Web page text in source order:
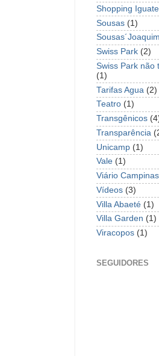
Shopping
Sousas (1)
Swiss Park (2)
Swiss Park não
(1)
Tarifas Agua (2)
Teatro (1)
Transgênicos
Transparência
Unicamp (1)
Vale (1)
Viário Campinas
Vídeos (3)
Villa Abaeté (1)
Villa Garden (1)
Viracopos (1)
SEGUIDORES